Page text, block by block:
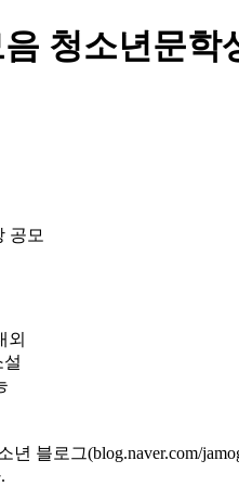
청소년문학
공모
외
블로그(blog.naver.com/